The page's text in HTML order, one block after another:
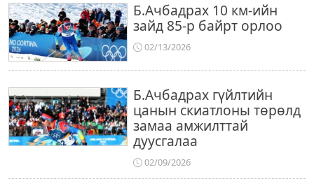
Б.Ачбадрах 10 км-ийн
зайд 85-р байрт орлоо
02/13/2026
Б.Ачбадрах гүйлтийн
цанын скиатлоны төрөлд
замаа амжилттай
дуусгалаа
02/09/2026